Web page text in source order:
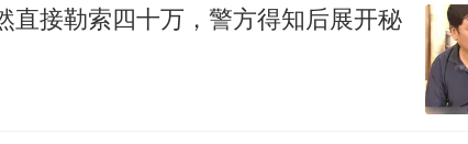
直接勒索四十万，警方得知后展开秘